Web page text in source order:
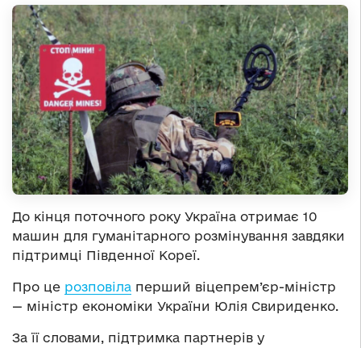
До кінця поточного року Україна отримає 10
машин для гуманітарного розмінування завдяки
підтримці Південної Кореї.
Про це розповіла перший віцепрем’єр-міністр
— міністр економіки України Юлія Свириденко.
За її словами, підтримка партнерів у